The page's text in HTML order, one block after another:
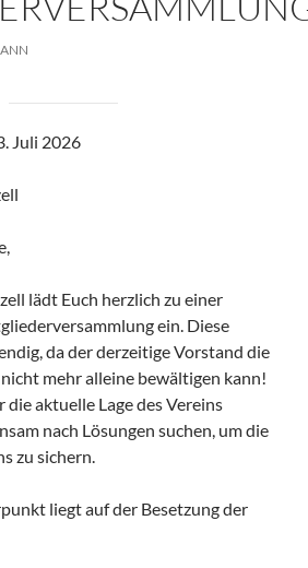
Juli 2026
lädt Euch herzlich zu einer
ein. Diese
da der derzeitige Vorstand die
mehr alleine bewältigen kann!
aktuelle Lage des Vereins
nach Lösungen suchen, um die
zu sichern.
liegt auf der Besetzung der